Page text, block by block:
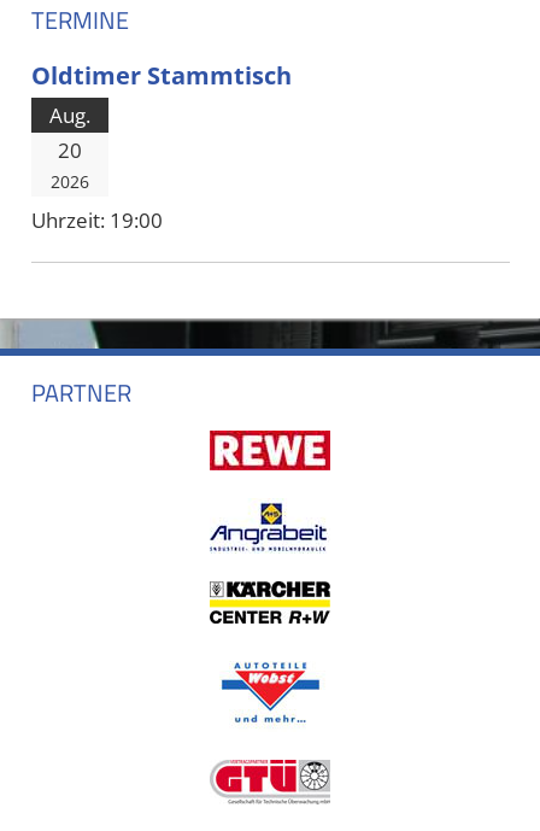
TERMINE
Oldtimer Stammtisch
Aug.
20
2026
Uhrzeit: 19:00
PARTNER